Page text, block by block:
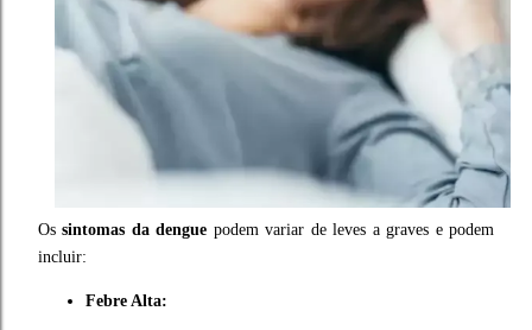
Ossintomas da dengue podem variar de leves a graves e podem
incluir:
Febre Alta: